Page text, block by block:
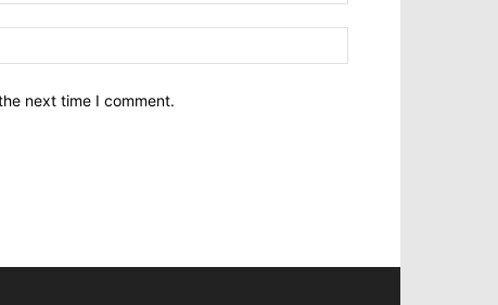
next time I comment.